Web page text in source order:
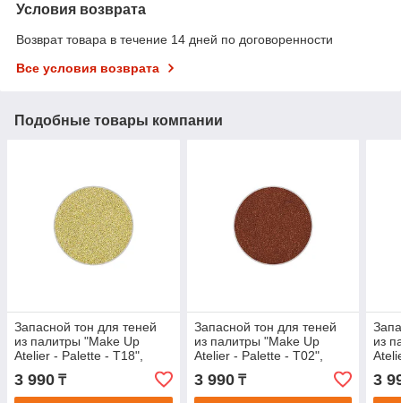
Условия возврата
Возврат товара в течение 14 дней по договоренности
Все условия возврата
Подобные товары компании
Запасной тон для теней
из палитры "Make Up
Atelier - Palette - T18",
прессованные в блистере.
3 990 ₸
Запасной тон для теней
из палитры "Make Up
Atelier - Palette - T02",
прессованные в блистере.
3 990₸
из
3